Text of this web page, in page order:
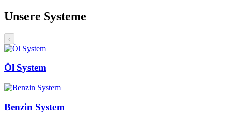
Unsere Systeme
‹
Öl System
Benzin System